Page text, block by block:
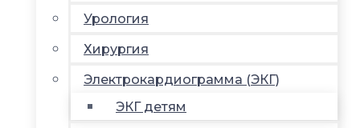
Урология
Хирургия
Электрокардиограмма (ЭКГ)
ЭКГ детям